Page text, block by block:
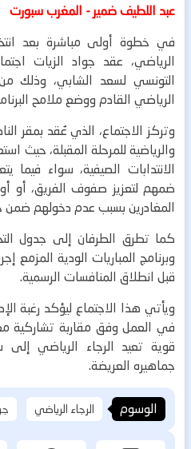
عبد اللطيف ضمير - المغرب سبورت
في خطوة أولى مباشرة بعد
الرياضي، عقد جواد الزيات
التونسي لسعد الشابي، وذلك
الرياضي القادم ووضع ملامح
وتركز الاجتماع، الذي عُقد بمقر
والرياضية للمرحلة المقبلة، حيث
الانتدابات الصيفية، سواء فيما
ضمهم لتعزيز صفوف الفريق، أو
المغادرين بسبب عدم دخولهم ضمن
كما تطرق الطرفان إلى جدول
وبرنامج المباريات الودية المزمع
قبل انطلاق المنافسات الرسمية.
ويأتي هذا الاجتماع ليؤكد رغبة
في العمل وفق مقاربة تشاركية
قوية تعيد الرجاء الرياضي
جماهيره العريضة.
الوسوم الرجاء الرياضي